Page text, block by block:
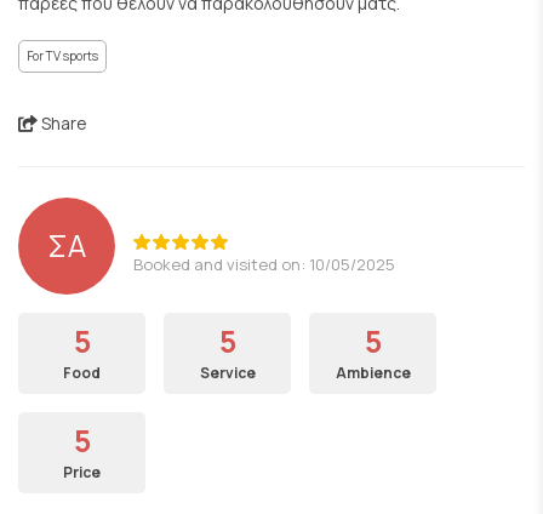
For TV sports
Share
ΣΑ Booked and visited on: 10/05/2025
5
Food
5
Service
5
Ambience
5
Price